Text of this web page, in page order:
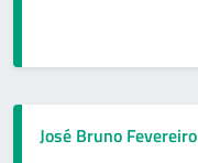
José Bruno Fevereiro